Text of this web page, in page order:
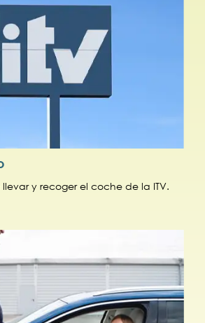
y recoger el coche de la ITV.